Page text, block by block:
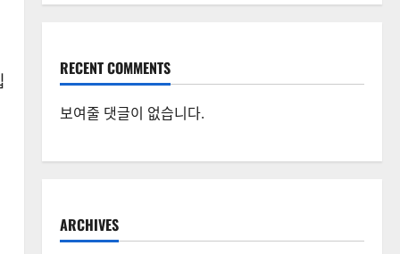
RECENT COMMENTS
보여줄 댓글이 없습니다.
ARCHIVES